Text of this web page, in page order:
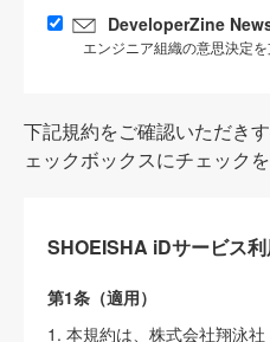
DeveloperZine
エンジニア組織の意思決定
下記規約をご確認いただき
ェックボックスにチェック
SHOEISHA iDサービス
第1条（適用）
1. 本規約は、株式会社翔泳社